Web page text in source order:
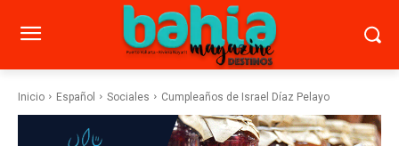
Inicio Español Sociales Cumpleaños de Israel Díaz Pelayo